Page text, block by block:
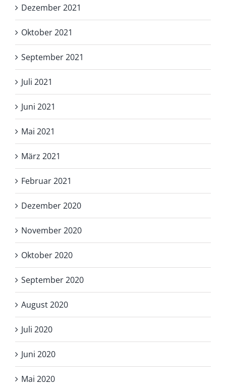
Dezember 2021
Oktober 2021
September 2021
Juli 2021
Juni 2021
Mai 2021
März 2021
Februar 2021
Dezember 2020
November 2020
Oktober 2020
September 2020
August 2020
Juli 2020
Juni 2020
Mai 2020